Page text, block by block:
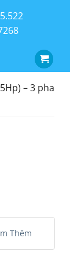
– 3 pha
Thêm